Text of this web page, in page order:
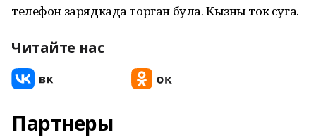
телефон зарядкада торган була. Кызны ток суга.
Читайте нас
Партнеры